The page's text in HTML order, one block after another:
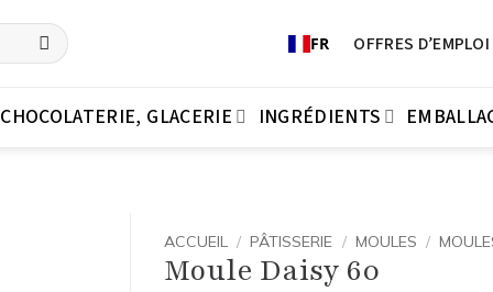
FR OFFRES D’EMPLOI
CHOCOLATERIE, GLACERIE INGRÉDIENTS
ACCUEIL / PÂTISSERIE / MOULES /
Moule Daisy 60